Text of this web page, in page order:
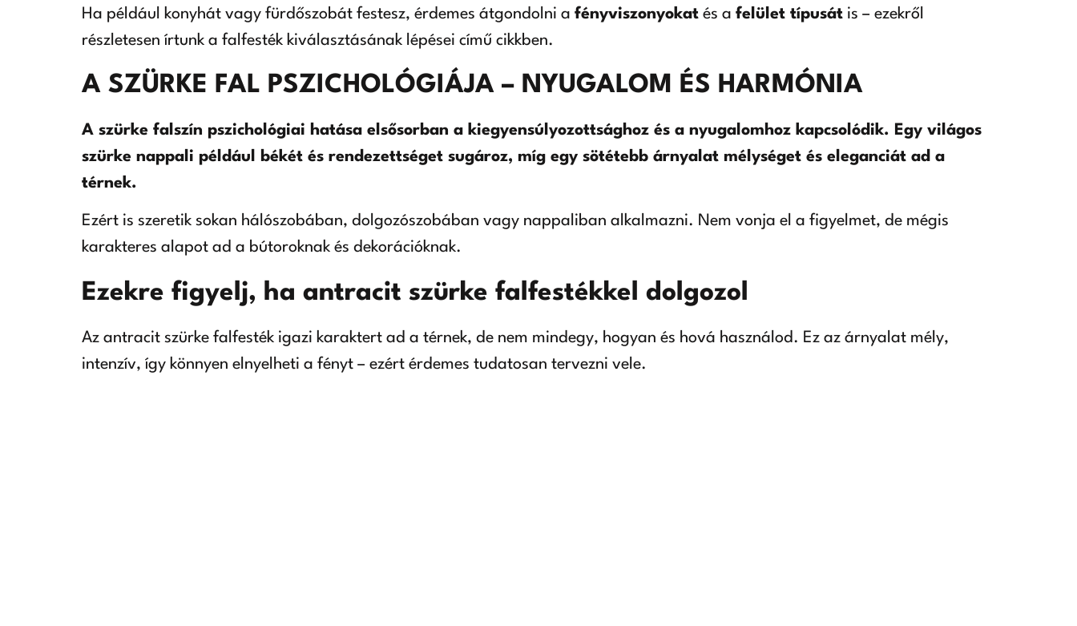
Ha például konyhát vagy fürdőszobát festesz, érdemes átgondolni a fényviszonyokat és a felület típusát is – ezekről
részletesen írtunk a falfesték kiválasztásának lépései című cikkben.
A SZÜRKE FAL PSZICHOLÓGIÁJA – NYUGALOM ÉS HARMÓNIA
A szürke falszín pszichológiai hatása elsősorban a kiegyensúlyozottsághoz és a nyugalomhoz kapcsolódik. Egy világos
szürke nappali például békét és rendezettséget sugároz, míg egy sötétebb árnyalat mélységet és eleganciát ad a
térnek.
Ezért is szeretik sokan hálószobában, dolgozószobában vagy nappaliban alkalmazni. Nem vonja el a figyelmet, de mégis
karakteres alapot ad a bútoroknak és dekorációknak.
Ezekre figyelj, ha antracit szürke falfestékkel dolgozol
Az antracit szürke falfesték igazi karaktert ad a térnek, de nem mindegy, hogyan és hová használod. Ez az árnyalat mély,
intenzív, így könnyen elnyelheti a fényt – ezért érdemes tudatosan tervezni vele.